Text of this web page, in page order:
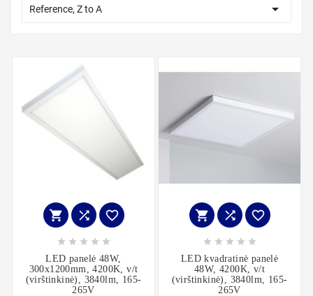
Reference, Z to A 
  
    
LED panelė 48W,
300x1200mm, 4200K, v/t
(virštinkinė), 3840lm, 165-
265V
  
    
LED kvadratinė panelė
48W, 4200K, v/t
(virštinkinė), 3840lm, 165-
265V